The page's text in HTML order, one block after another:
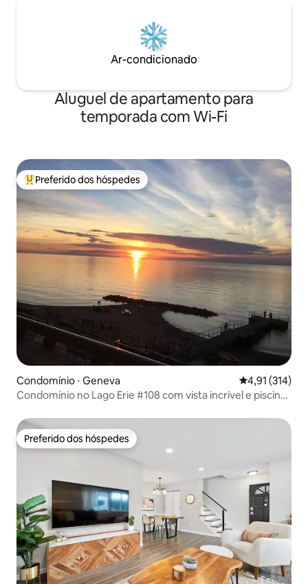
Ar-condicionado
Aluguel de apartamento para
temporada com Wi-Fi
Entre os melhores preferidos dos hóspedes
Preferido dos hóspedes
Condomínio ⋅ Geneva 4,91 de uma
4,91 (314)
Condomínio no Lago Erie #108 com vista incrível e piscina
Preferido dos hóspedes
Preferido dos hóspedes